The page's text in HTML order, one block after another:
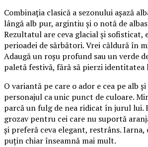
Combinația clasică a sezonului așază
lângă alb pur, argintiu și o notă de
Rezultatul are ceva glacial și sofisticat,
perioadei de sărbători. Vrei căldură în
Adaugă un roșu profund sau un verde
paletă festivă, fără să pierzi identitatea
O variantă pe care o ador e cea pe alb
personajul ca unic punct de culoare.
parcă un fulg de nea ridicat în jurul lui.
grozav pentru cei care nu suportă
și preferă ceva elegant, restrâns.
puțin chiar înseamnă mai mult.